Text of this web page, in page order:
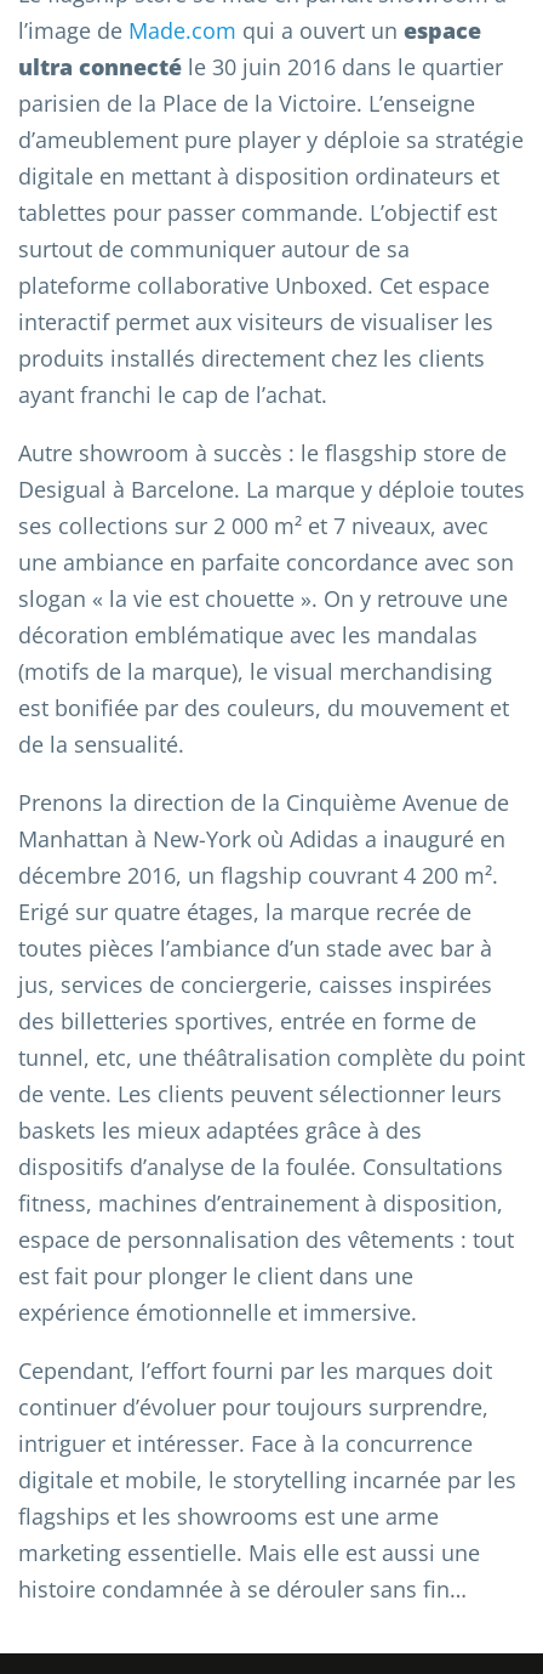
l’image de Made.com qui a ouvert un espace
ultra connecté le 30 juin 2016 dans le quartier
parisien de la Place de la Victoire. L’enseigne
d’ameublement pure player y déploie sa stratégie
digitale en mettant à disposition ordinateurs et
tablettes pour passer commande. L’objectif est
surtout de communiquer autour de sa
plateforme collaborative Unboxed. Cet espace
interactif permet aux visiteurs de visualiser les
produits installés directement chez les clients
ayant franchi le cap de l’achat.
Autre showroom à succès : le flasgship store de
Desigual à Barcelone. La marque y déploie toutes
ses collections sur 2 000 m² et 7 niveaux, avec
une ambiance en parfaite concordance avec son
slogan « la vie est chouette ». On y retrouve une
décoration emblématique avec les mandalas
(motifs de la marque), le visual merchandising
est bonifiée par des couleurs, du mouvement et
de la sensualité.
Prenons la direction de la Cinquième Avenue de
Manhattan à New-York où Adidas a inauguré en
décembre 2016, un flagship couvrant 4 200 m².
Erigé sur quatre étages, la marque recrée de
toutes pièces l’ambiance d’un stade avec bar à
jus, services de conciergerie, caisses inspirées
des billetteries sportives, entrée en forme de
tunnel, etc, une théâtralisation complète du point
de vente. Les clients peuvent sélectionner leurs
baskets les mieux adaptées grâce à des
dispositifs d’analyse de la foulée. Consultations
fitness, machines d’entrainement à disposition,
espace de personnalisation des vêtements : tout
est fait pour plonger le client dans une
expérience émotionnelle et immersive.
Cependant, l’effort fourni par les marques doit
continuer d’évoluer pour toujours surprendre,
intriguer et intéresser. Face à la concurrence
digitale et mobile, le storytelling incarnée par les
flagships et les showrooms est une arme
marketing essentielle. Mais elle est aussi une
histoire condamnée à se dérouler sans fin…